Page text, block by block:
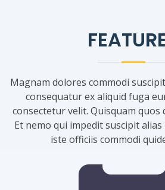
Magnam dolores commodi
consequatur ex aliquid fuga
consectetur velit. Quisquam quos
Et nemo qui impedit suscipit
iste officiis commodi